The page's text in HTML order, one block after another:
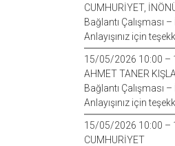
CUMHURİYET,
Bağlantı Çalışması
Anlayışınız için
15/05/2026 10:00 –
AHMET TANER
Bağlantı Çalışması
Anlayışınız için
15/05/2026 10:00 –
CUMHURİYET